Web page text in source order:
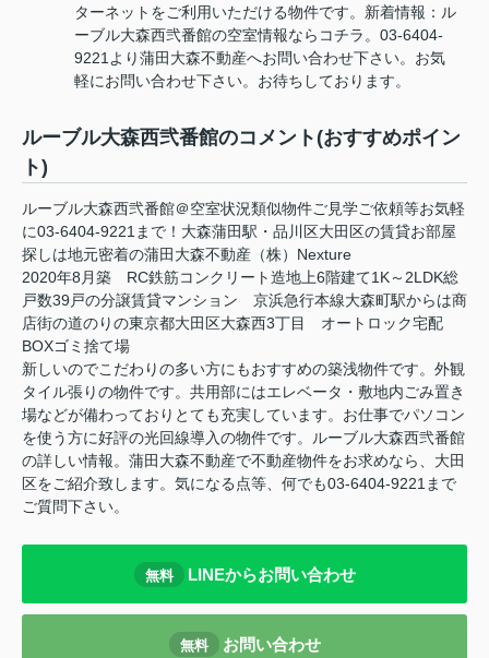
ターネットをご利用いただける物件です。新着情報：ル
ーブル大森西弐番館の空室情報ならコチラ。03-6404-
9221より蒲田大森不動産へお問い合わせ下さい。お気
軽にお問い合わせ下さい。お待ちしております。
ルーブル大森西弐番館のコメント(おすすめポイン
ト)
ルーブル大森西弐番館＠空室状況類似物件ご見学ご依頼等お気軽
に03-6404-9221まで！大森蒲田駅・品川区大田区の賃貸お部屋
探しは地元密着の蒲田大森不動産（株）Nexture
2020年8月築 RC鉄筋コンクリート造地上6階建て1K～2LDK総
戸数39戸の分譲賃貸マンション 京浜急行本線大森町駅からは商
店街の道のりの東京都大田区大森西3丁目 オートロック宅配
BOXゴミ捨て場
新しいのでこだわりの多い方にもおすすめの築浅物件です。外観
タイル張りの物件です。共用部にはエレベータ・敷地内ごみ置き
場などが備わっておりとても充実しています。お仕事でパソコン
を使う方に好評の光回線導入の物件です。ルーブル大森西弐番館
の詳しい情報。蒲田大森不動産で不動産物件をお求めなら、大田
区をご紹介致します。気になる点等、何でも03-6404-9221まで
ご質問下さい。
無料 LINEからお問い合わせ
無料 お問い合わせ